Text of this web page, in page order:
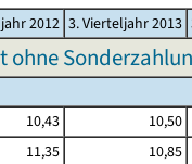
2012 3. Vierteljahr 2013
10,43 10,50
11,35 10,85